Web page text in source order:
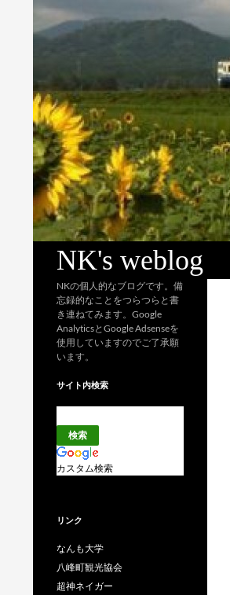
NK's weblog
NKの個人的なブログです。備
忘録的なことをつらつらと書
き連ねてみます。Google
AnalyticsとGoogle Adsenseを
使用していますのでご了承願
います。
サイト内検索
カスタム検索
リンク
なんも大学
八峰町観光協会
超神ネイガー